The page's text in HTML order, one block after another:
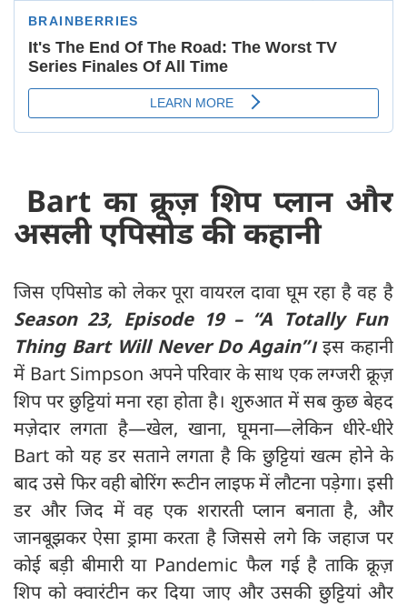
Bart का क्रूज़ शिप प्लान और
असली एपिसोड की कहानी
जिस एपिसोड को लेकर पूरा वायरल दावा घूम रहा है वह है
Season 23, Episode 19 – “A Totally Fun
Thing Bart Will Never Do Again”।इस कहानी
में Bart Simpson अपने परिवार के साथ एक लग्जरी क्रूज़
शिप पर छुट्टियां मना रहा होता है। शुरुआत में सब कुछ बेहद
मज़ेदार लगता है—खेल, खाना, घूमना—लेकिन धीरे-धीरे
Bart को यह डर सताने लगता है कि छुट्टियां खत्म होने के
बाद उसे फिर वही बोरिंग रूटीन लाइफ में लौटना पड़ेगा। इसी
डर और जिद में वह एक शरारती प्लान बनाता है, और
जानबूझकर ऐसा ड्रामा करता है जिससे लगे कि जहाज पर
कोई बड़ी बीमारी या Pandemic फैल गई है ताकि क्रूज़
शिप को क्वारंटीन कर दिया जाए और उसकी छुट्टियां और